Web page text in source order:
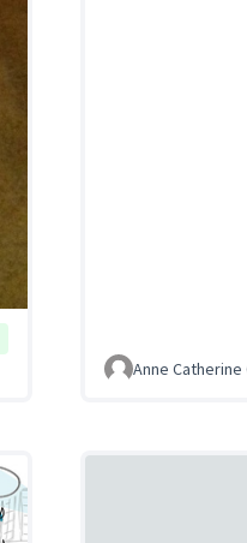
Anne Catherine